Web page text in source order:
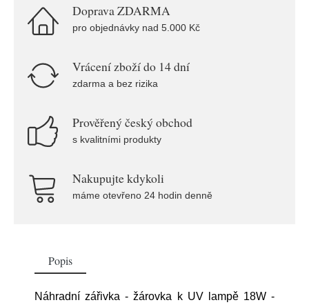
Doprava ZDARMA
pro objednávky nad 5.000 Kč
Vrácení zboží do 14 dní
zdarma a bez rizika
Prověřený český obchod
s kvalitními produkty
Nakupujte kdykoli
máme otevřeno 24 hodin denně
Popis
Náhradní zářivka - žárovka k UV lampě 18W -